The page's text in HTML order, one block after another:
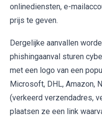
onlinediensten, e-
prijs te geven.
Dergelijke aanvallen
phishingaanval sturen
met een logo van een
Microsoft, DHL, Amazon,
(verkeerd verzendadres,
plaatsen ze een link